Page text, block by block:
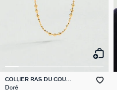
COLLIER RAS DU COU
CHAÎNE BOULE
Doré